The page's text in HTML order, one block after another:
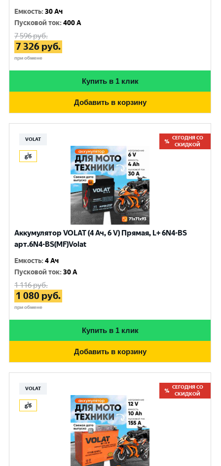
Емкость:30 Ач
Пусковой ток:400 A
7 596руб.
7 326 руб.
при обмене
Купить в 1 клик
Добавить в корзину
VOLAT
СЕГОДНЯ СО
СКИДКОЙ
Аккумулятор VOLAT (4 Ач, 6 V) Прямая, L+ 6N4-BS
арт.6N4-BS(MF)Volat
Емкость:4 Ач
Пусковой ток:30 A
1 116руб.
1 080 руб.
при обмене
Купить в 1 клик
Добавить в корзину
VOLAT
СЕГОДНЯ СО
СКИДКОЙ